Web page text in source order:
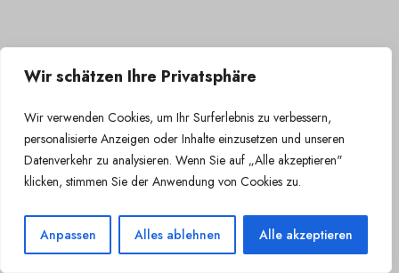
Wir schätzen Ihre Privatsphäre
Wir verwenden Cookies, um Ihr Surferlebnis zu verbessern,
personalisierte Anzeigen oder Inhalte einzusetzen und unseren
Datenverkehr zu analysieren. Wenn Sie auf „Alle akzeptieren"
klicken, stimmen Sie der Anwendung von Cookies zu.
Anpassen Alles ablehnen Alle akzeptieren